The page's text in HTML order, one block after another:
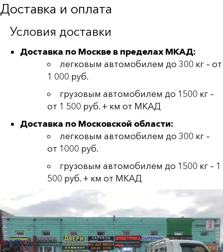
Доставка и оплата
Условия доставки
Доставка по Москве в пределах МКАД:
легковым автомобилем до 300 кг – от
1 000 руб.
грузовым автомобилем до 1500 кг –
от 1 500 руб. + км от МКАД
Доставка по Московской области:
легковым автомобилем до 300 кг –
от 1000 руб.
грузовым автомобилем до 1500 кг – 1
500 руб. + км от МКАД